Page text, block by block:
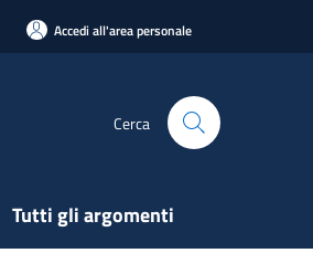
Accedi all'area personale
Cerca
Tutti gli argomenti